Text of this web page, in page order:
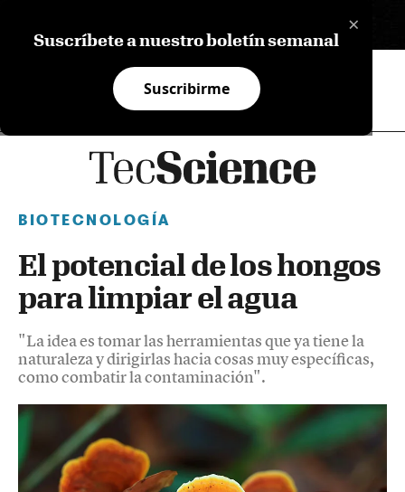
×
Suscríbete a nuestro boletín semanal
Suscribirme
BIOTECNOLOGÍA
El potencial de los hongos
para limpiar el agua
"La idea es tomar las herramientas que ya tiene la
naturaleza y dirigirlas hacia cosas muy específicas,
como combatir la contaminación".